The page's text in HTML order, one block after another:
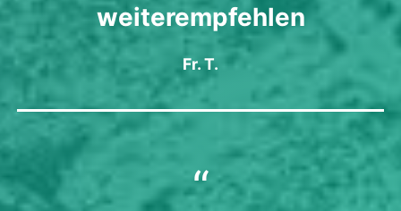
weiterempfehlen
Fr. T.